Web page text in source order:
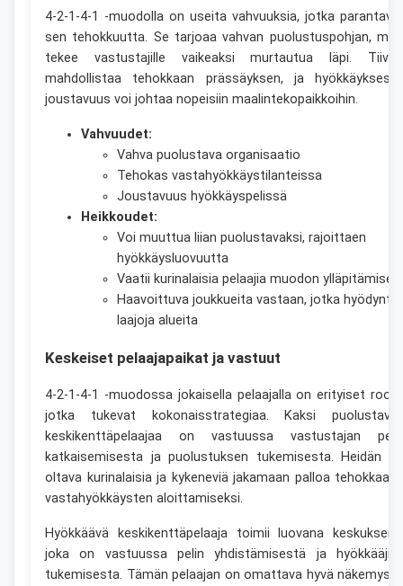
4-2-1-4-1 -muodolla on useita vahvuuksia, jotka
sen tehokkuutta. Se tarjoaa vahvan puolustuspohjan,
tekee vastustajille vaikeaksi murtautua läpi.
mahdollistaa tehokkaan prässäyksen, ja
joustavuus voi johtaa nopeisiin maalintekopaikkoihin.
Vahvuudet:
Vahva puolustava organisaatio
Tehokas vastahyökkäystilanteissa
Joustavuus hyökkäyspelissä
Heikkoudet:
Voi muuttua liian puolustavaksi, rajoittaen
hyökkäysluovuutta
Vaatii kurinalaisia pelaajia muodon
Haavoittuva joukkueita vastaan, jotka
laajoja alueita
Keskeiset pelaajapaikat ja vastuut
4-2-1-4-1 -muodossa jokaisella pelaajalla on erityiset
jotka tukevat kokonaisstrategiaa. Kaksi
keskikenttäpelaajaa on vastuussa vastustajan
katkaisemisesta ja puolustuksen tukemisesta. Heidän
oltava kurinalaisia ja kykeneviä jakamaan palloa
vastahyökkäysten aloittamiseksi.
Hyökkäävä keskikenttäpelaaja toimii luovana
joka on vastuussa pelin yhdistämisestä ja
tukemisesta. Tämän pelaajan on omattava hyvä näkemys